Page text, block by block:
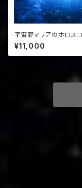
宇宙野マリアのホロス
別電話鑑定1時間
¥11,000